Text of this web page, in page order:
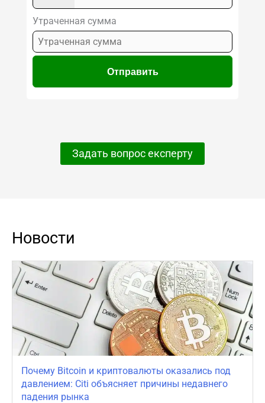
Утраченная сумма
Задать вопрос експерту
Новости
Почему Bitcoin и криптовалюты оказались под
давлением: Citi объясняет причины недавнего
падения рынка